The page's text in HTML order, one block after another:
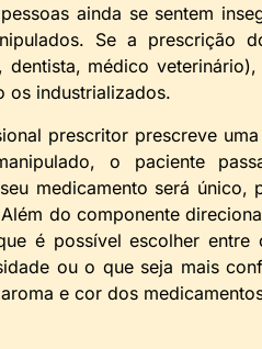
ainda se sentem
Se a prescrição
dentista, médico
os industrializados.
prescritor prescreve
o paciente
medicamento será único,
do componente
é possível escolher
ou o que seja mais
e cor dos